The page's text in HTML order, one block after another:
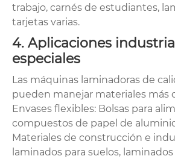
trabajo, carnés de estudiantes,
tarjetas varias.
4. Aplicaciones
especiales
Las máquinas laminadoras de
pueden manejar materiales más
Envases flexibles: Bolsas para
compuestos de papel de
Materiales de construcción e
laminados para suelos,